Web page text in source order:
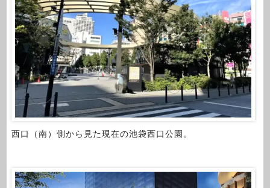
西口（南）側から見た現在の池袋西口公園。